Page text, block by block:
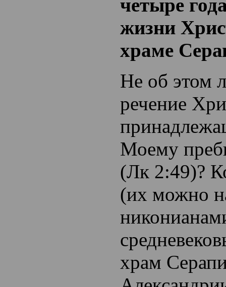
четыре
жизни
храме
Не об этом
речение
Моему
(Лк 2:49)?
(их можно
храм